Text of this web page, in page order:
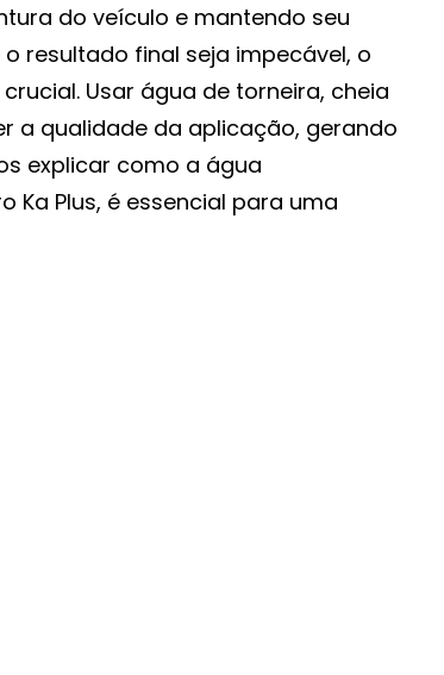
do veículo e mantendo seu
resultado final seja impecável, o
Usar água de torneira, cheia
a qualidade da aplicação, gerando
explicar como a água
Ka Plus, é essencial para uma